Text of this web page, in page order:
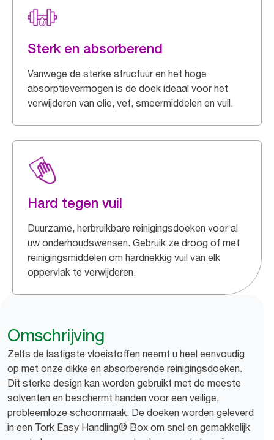
Sterk en absorberend
Vanwege de sterke structuur en het hoge
absorptievermogen is de doek ideaal voor het
verwijderen van olie, vet, smeermiddelen en vuil.
Hard tegen vuil
Duurzame, herbruikbare reinigingsdoeken voor al
uw onderhoudswensen. Gebruik ze droog of met
reinigingsmiddelen om hardnekkig vuil van elk
oppervlak te verwijderen.
Omschrijving
Zelfs de lastigste vloeistoffen neemt u heel eenvoudig
op met onze dikke en absorberende reinigingsdoeken.
Dit sterke design kan worden gebruikt met de meeste
solventen en beschermt handen voor een veilige,
probleemloze schoonmaak. De doeken worden geleverd
in een Tork Easy Handling® Box om snel en gemakkelijk